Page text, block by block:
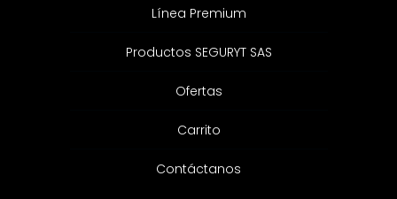
Línea Premium
Productos SEGURYT SAS
Ofertas
Carrito
Contáctanos